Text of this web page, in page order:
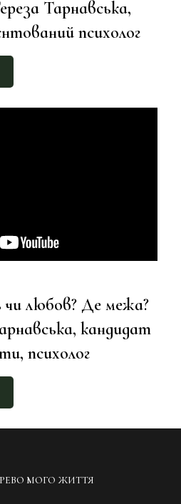
Тарнавська,
психолог
чи любов? Де межа?
кандидат
психолог
МОГО ЖИТТЯ